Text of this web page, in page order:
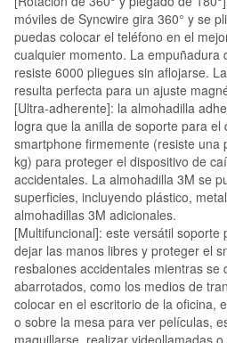
móviles de Syncwire gira 360° y se
puedas colocar el teléfono en el
cualquier momento. La empuñadura
resiste 6000 pliegues sin aflojarse.
resulta perfecta para un ajuste
[Ultra-adherente]: la almohadilla
logra que la anilla de soporte para el
smartphone firmemente (resiste una
kg) para proteger el dispositivo de
accidentales. La almohadilla 3M se
superficies, incluyendo plástico,
almohadillas 3M adicionales.
[Multifuncional]: este versátil soporte
dejar las manos libres y proteger el
resbalones accidentales mientras se
abarrotados, como los medios de
colocar en el escritorio de la oficina,
o sobre la mesa para ver películas,
maquillarse, realizar videollamadas o